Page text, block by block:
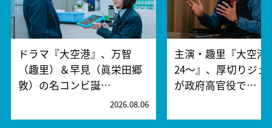
ドラマ『大空港』、万智
（趣里）＆早見（眞栄田郷
敦）の名コンビ誕…
2026.08.06
主演・趣里『大空港
24～』、厚切りジェ
が政府高官役で…